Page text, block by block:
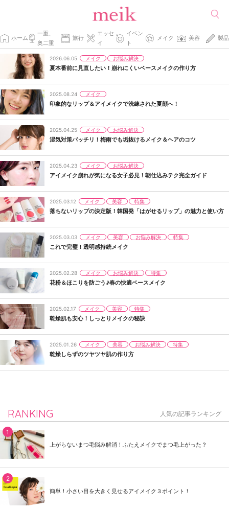
ホーム
一重、
奥二重
旅行
エッセ
イ
イベン
ト
メイク 美容 製品
2026.06.05 メイク お悩み解決
夏本番前に見直したい！崩れにくいベースメイクの作り方
2025.08.24 メイク
印象的なリップ＆アイメイクで洗練された夏顔へ！
2025.04.25 メイク お悩み解決
湿気対策バッチリ！梅雨でも垢抜けるメイク＆ヘアのコツ
2025.04.23 メイク お悩み解決
アイメイク崩れが気になる女子必見！朝仕込みテク完全ガイド
2025.03.12 メイク 美容 特集
落ちないリップの決定版！韓国発「はがせるリップ」の魅力と使い方
2025.03.03 メイク 美容 お悩み解決 特集
これで完璧！透明感持続メイク
2025.02.28 メイク お悩み解決 特集
花粉＆ほこりを防ごう♪春の快適ベースメイク
2025.02.17 メイク 美容 特集
乾燥肌も安心！しっとりメイクの秘訣
2025.01.26 メイク 美容 お悩み解決 特集
乾燥しらずのツヤツヤ肌の作り方
RANKING 人気の記事ランキング
上がらないまつ毛悩み解消！ふたえメイクでまつ毛上がった？
簡単！小さい目を大きく見せるアイメイク３ポイント！